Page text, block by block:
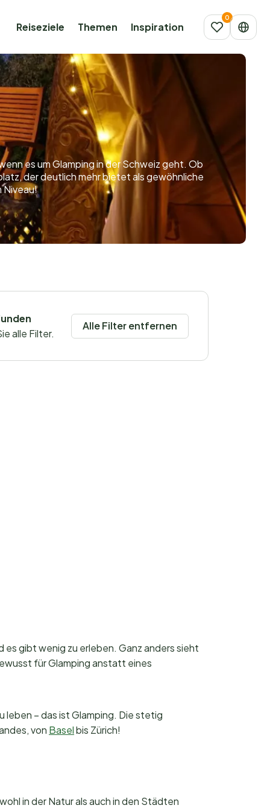
Reiseziele Themen Inspiration
es um Glamping in der Schweiz geht. Ob
der deutlich mehr bietet als gewöhnliche
Niveau!
alle Filter.
Alle Filter entfernen
gibt wenig zu erleben. Ganz anders sieht
für Glamping anstatt eines
leben – das ist Glamping. Die stetig
von Baselbis Zürich!
in der Natur als auch in den Städten